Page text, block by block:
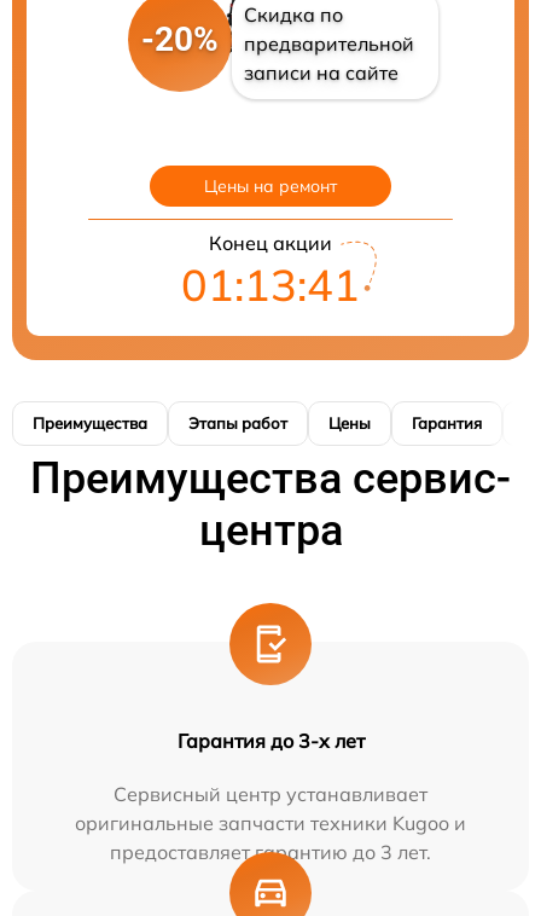
-20%
Скидка по
предварительной
записи на сайте
Цены на ремонт
Конец акции
01:13:40
Преимущества Этапы работ Цены Гарантия
Преимущества сервис-
центра
Гарантия до 3-х лет
Сервисный центр устанавливает
оригинальные запчасти техники Kugoo и
предоставляет гарантию до 3 лет.